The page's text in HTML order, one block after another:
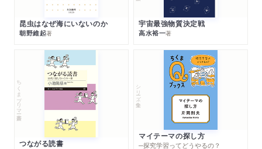
昆虫はなぜ海にいないのか
朝野維起著
宇宙最強物質決定戦
高水裕一著
ちくまプリマー新書
つながる読書
シリーズ・全集
マイテーマの探し方
─探究学習ってどうやるの？